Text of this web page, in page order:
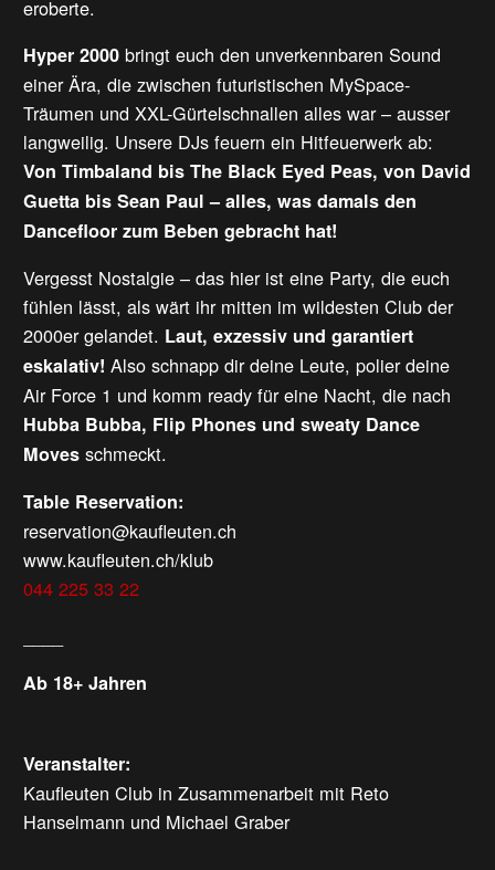
eroberte.
Hyper 2000 bringt euch den unverkennbaren Sound
einer Ära, die zwischen futuristischen MySpace-
Träumen und XXL-Gürtelschnallen alles war – ausser
langweilig. Unsere DJs feuern ein Hitfeuerwerk ab:
Von Timbaland bis The Black Eyed Peas, von David
Guetta bis Sean Paul – alles, was damals den
Dancefloor zum Beben gebracht hat!
Vergesst Nostalgie – das hier ist eine Party, die euch
fühlen lässt, als wärt ihr mitten im wildesten Club der
2000er gelandet. Laut, exzessiv und garantiert
eskalativ! Also schnapp dir deine Leute, polier deine
Air Force 1 und komm ready für eine Nacht, die nach
Hubba Bubba, Flip Phones und sweaty Dance
Moves schmeckt.
Table Reservation:
reservation@kaufleuten.ch
www.kaufleuten.ch/klub
044 225 33 22
Ab 18+ Jahren
Veranstalter:
Kaufleuten Club in Zusammenarbeit mit Reto
Hanselmann und Michael Graber